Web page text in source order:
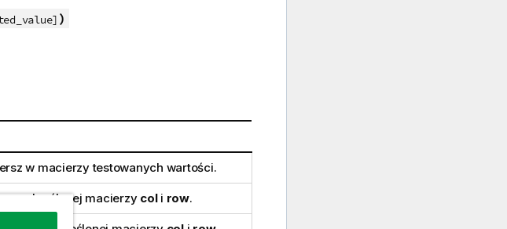
)
w macierzy testowanych wartości.
w określonej macierzy coli row.